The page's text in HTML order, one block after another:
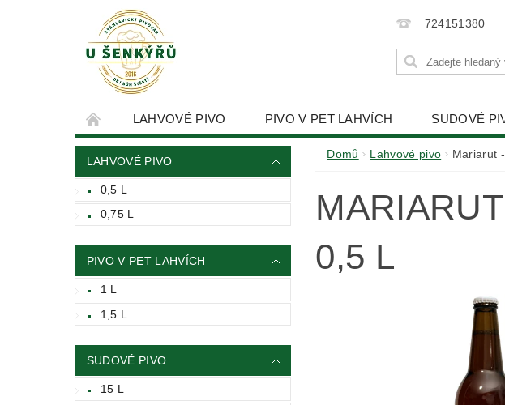
724151380
LAHVOVÉ PIVO PIVO V PET LAHVÍCH SUDOVÉ
KONTAKTY OBCHODNÍ PODMÍNKY PODMÍNKY
LAHVOVÉ PIVO
0,5 L
0,75 L
PIVO V PET LAHVÍCH
1 L
1,5 L
SUDOVÉ PIVO
15 L
Domů Lahvové pivo Mariarut
0,5 L